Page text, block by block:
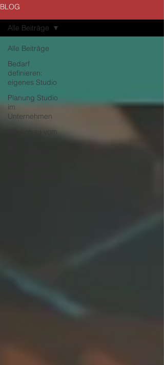
BLOG
Alle Beiträge
Bedarf
definieren:
eigenes Studio
Planung Studio
im
Unternehmen
Studiobau vom
Alle Beiträge